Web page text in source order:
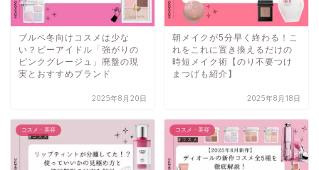
ブルベ冬向けコスメは少な
い？ビーアイドル「強がりの
ピンクグレージュ」廃盤の現
実とおすすめブランド
2025年8月20日
朝メイクが5分早く終わる！こ
れをこれに置き換えるだけの
時短メイク術【のり不要つけ
まつげも紹介】
2025年8月18日
コスメ・美容 コスメ・美容